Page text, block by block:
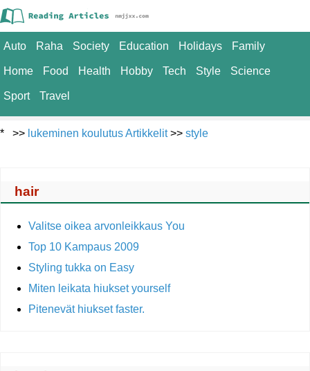
Auto Raha Society Education Holidays Family
Home Food Health Hobby Tech Style Science
Sport Travel
* >> lukeminen koulutus Artikkelit>> style
hair
Valitse oikea arvonleikkaus You
Top 10 Kampaus 2009
Styling tukka on Easy
Miten leikata hiukset yourself
Pitenevät hiukset faster.